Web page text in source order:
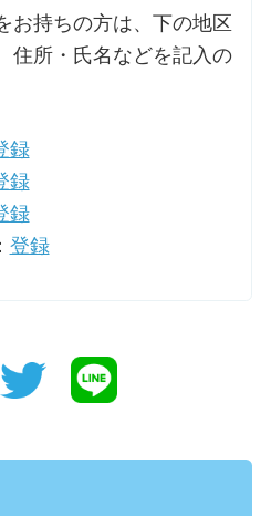
お持ちの方は、下の地区
住所・氏名などを記入の
録
録
録
登録